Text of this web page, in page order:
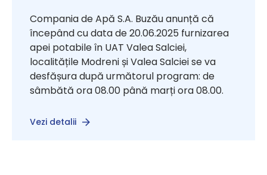
Compania de Apă S.A. Buzău anunță că
începând cu data de 20.06.2025 furnizarea
apei potabile în UAT Valea Salciei,
localitățile Modreni și Valea Salciei se va
desfășura după următorul program: de
sâmbătă ora 08.00 până marți ora 08.00.
Vezi detalii